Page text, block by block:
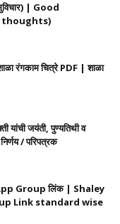
| Good
thoughts)
रंगकाम चित्रे PDF | शाळा
यांची जयंती, पुण्यतिथी व
/ परिपत्रक
Group लिंक | Shaley
Link standard wise